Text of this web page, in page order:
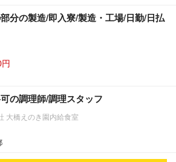
分の製造/即入寮/製造・工場/日勤/日払
の調理師/調理スタッフ
大橋えのき園内給食室